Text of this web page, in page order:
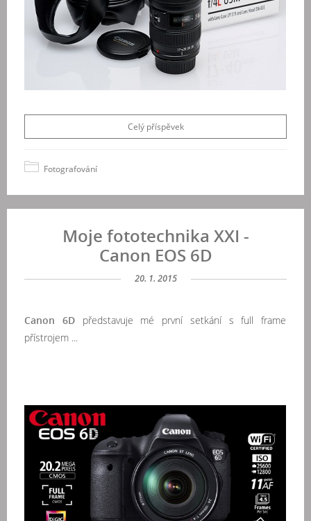
Celý příspěvek
Fotografování
Moje fototechnika XXI -
Canon EOS 6D
20. 1. 2015
Canon 6Dpředstavuje mé první setkání s full frame
přístrojem ...